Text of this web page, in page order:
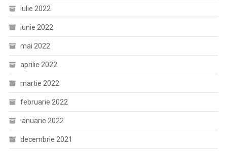
iulie 2022
iunie 2022
mai 2022
aprilie 2022
martie 2022
februarie 2022
ianuarie 2022
decembrie 2021